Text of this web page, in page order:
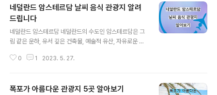
네덜란드 암스테르담 날씨 음식 관광지 알려
드립니다
네덜란드 암스테르담 네덜란드의 수도인 암스테르담은 그
림 같은 운하, 유서 깊은 건축물, 예술적 유산, 자유로운 분
다. 암스테르담의 역사적 중요성, 예술적 유산, 아름다운 운
해서 알려드리겠습니다. 날씨 암스테르담은 북해와의 근접
0 1 2023. 5. 27.
폭포가 아름다운 관광지 5곳 알아보기